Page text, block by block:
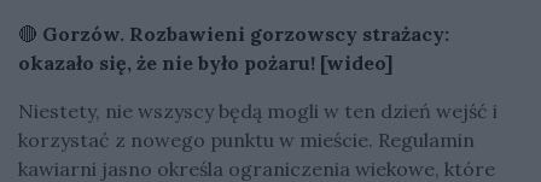
🔴 Gorzów. Rozbawieni gorzowscy strażacy:
okazało się, że nie było pożaru! [wideo]
Niestety, nie wszyscy będą mogli w ten dzień wejść i
korzystać z nowego punktu w mieście. Regulamin
kawiarni jasno określa ograniczenia wiekowe, które